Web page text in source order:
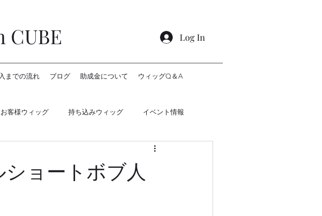
CUBE Log In
までの流れ ブログ 助成金について ウィッグQ＆A
お客様ウィッグ 持ち込みウィッグ イベント情報
ョートボブ人